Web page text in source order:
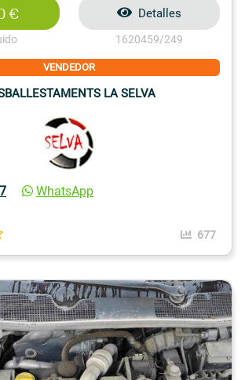
€ Detalles
1620459/249
VENDEDOR
LA SELVA
WhatsApp
677